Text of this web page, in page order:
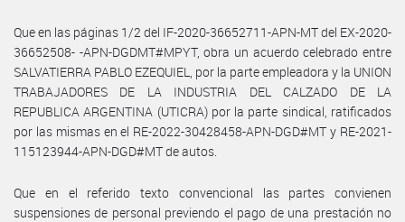
Que en las páginas 1/2 del IF-2020-36652711-APN-MT del EX-2020-
36652508- -APN-DGDMT#MPYT, obra un acuerdo celebrado entre
SALVATIERRA PABLO EZEQUIEL, por la parte empleadora y la UNION
TRABAJADORES DE LA INDUSTRIA DEL CALZADO DE LA
REPUBLICA ARGENTINA (UTICRA) por la parte sindical, ratificados
por las mismas en el RE-2022-30428458-APN-DGD#MT y RE-2021-
115123944-APN-DGD#MT de autos.
Que en el referido texto convencional las partes convienen
suspensiones de personal previendo el pago de una prestación no